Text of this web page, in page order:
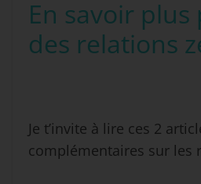
En savoir
des relations
Je t’invite à lire ces 2
complémentaires sur les